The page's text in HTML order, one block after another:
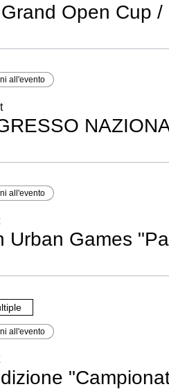
Open Cup /
all'evento
all'evento
Urban Games
all'evento